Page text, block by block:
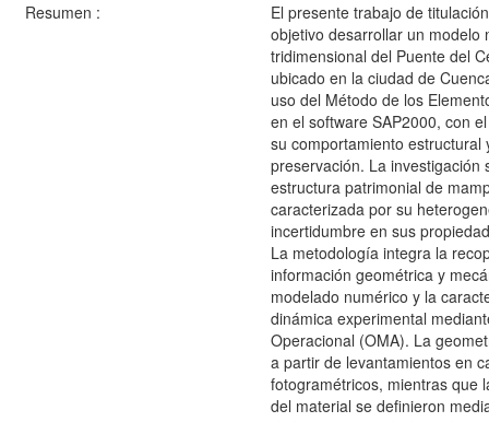
Resumen :
El presente trabajo de
objetivo desarrollar un modelo
tridimensional del Puente del
ubicado en la ciudad de
uso del Método de los
en el software SAP2000, con
su comportamiento estructural
preservación. La investigación
estructura patrimonial de
caracterizada por su
incertidumbre en sus
La metodología integra la
información geométrica y
modelado numérico y la
dinámica experimental
Operacional (OMA). La
a partir de levantamientos en
fotogramétricos, mientras que
del material se definieron